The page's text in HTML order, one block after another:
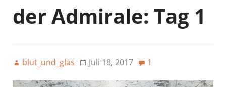
der Admirale: Tag 1
blut_und_glas Juli 18, 2017 1